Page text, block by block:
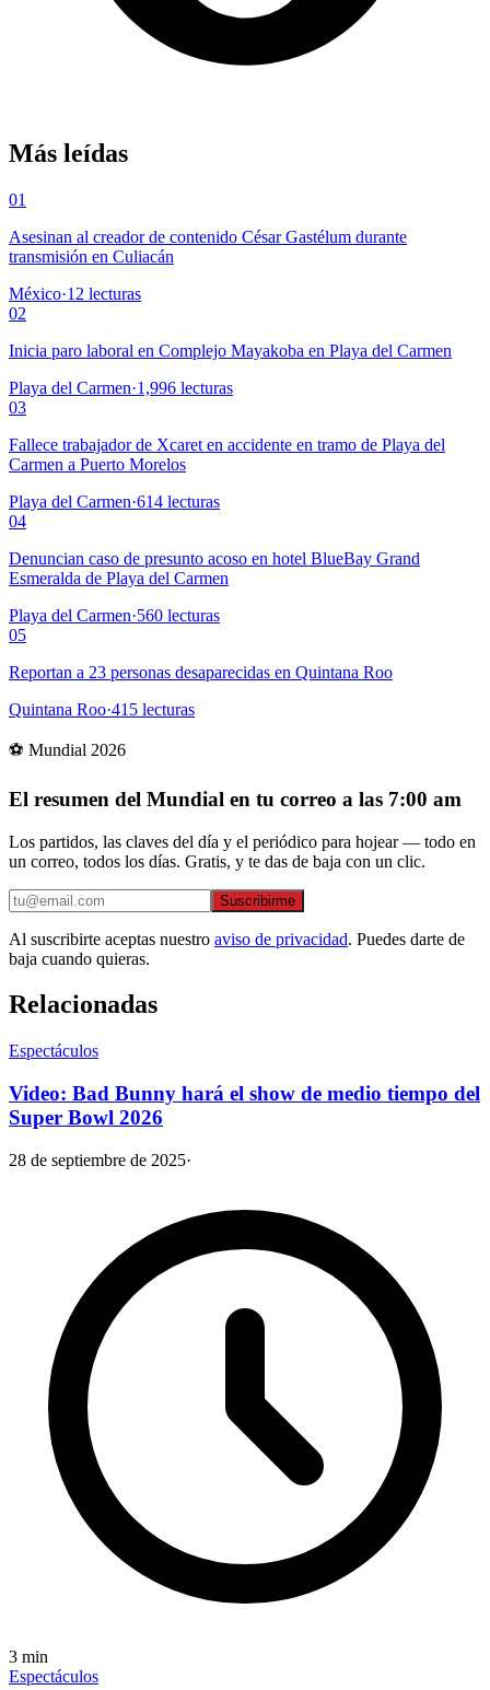
Más leídas
01
Asesinan al creador de contenido César Gastélum durante
transmisión en Culiacán
México·12 lecturas
02
Inicia paro laboral en Complejo Mayakoba en Playa del Carmen
Playa del Carmen·1,996 lecturas
03
Fallece trabajador de Xcaret en accidente en tramo de Playa del
Carmen a Puerto Morelos
Playa del Carmen·614 lecturas
04
Denuncian caso de presunto acoso en hotel BlueBay Grand
Esmeralda de Playa del Carmen
Playa del Carmen·560 lecturas
05
Reportan a 23 personas desaparecidas en Quintana Roo
Quintana Roo·415 lecturas
⚽ Mundial 2026
El resumen del Mundial en tu correo a las 7:00 am
Los partidos, las claves del día y el periódico para hojear — todo en
un correo, todos los días. Gratis, y te das de baja con un clic.
Suscribirme
Al suscribirte aceptas nuestro aviso de privacidad. Puedes darte de
baja cuando quieras.
Relacionadas
Espectáculos
Video: Bad Bunny hará el show de medio tiempo del
Super Bowl 2026
28 de septiembre de 2025·
3 min
Espectáculos